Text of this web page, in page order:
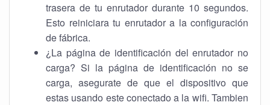
trasera de tu enrutador durante 10 segundos.
Esto reiniciara tu enrutador a la configuración
de fábrica.
¿La página de identificación del enrutador no
carga? Si la página de identificación no se
carga, asegurate de que el dispositivo que
estas usando este conectado a la wifi. Tambien